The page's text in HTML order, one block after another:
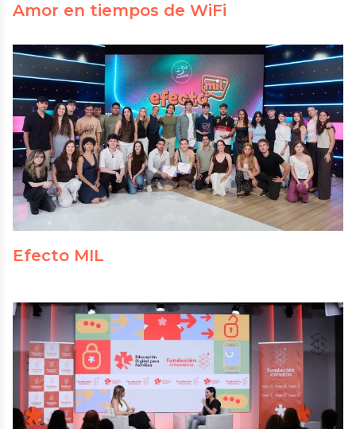
Amor en tiempos de WiFi
Efecto MIL